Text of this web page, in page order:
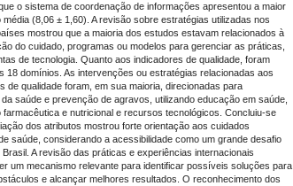
o sistema de coordenação de informações apresentou a maior
média (8,06 ± 1,60). A revisão sobre estratégias utilizadas nos
mostrou que a maioria dos estudos estavam relacionados à
do cuidado, programas ou modelos para gerenciar as práticas,
de tecnologia. Quanto aos indicadores de qualidade, foram
18 domínios. As intervenções ou estratégias relacionadas aos
de qualidade foram, em sua maioria, direcionadas para
saúde e prevenção de agravos, utilizando educação em saúde,
farmacêutica e nutricional e recursos tecnológicos. Concluiu-se
dos atributos mostrou forte orientação aos cuidados
saúde, considerando a acessibilidade como um grande desafio
Brasil. A revisão das práticas e experiências internacionais
um mecanismo relevante para identificar possíveis soluções para
e alcançar melhores resultados. O reconhecimento dos